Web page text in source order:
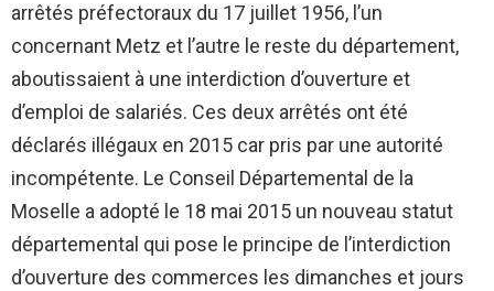
arrêtés préfectoraux du 17 juillet 1956, l’un
concernant Metz et l’autre le reste du département,
aboutissaient à une interdiction d’ouverture et
d’emploi de salariés. Ces deux arrêtés ont été
déclarés illégaux en 2015 car pris par une autorité
incompétente. Le Conseil Départemental de la
Moselle a adopté le 18 mai 2015 un nouveau statut
départemental qui pose le principe de l’interdiction
d’ouverture des commerces les dimanches et jours